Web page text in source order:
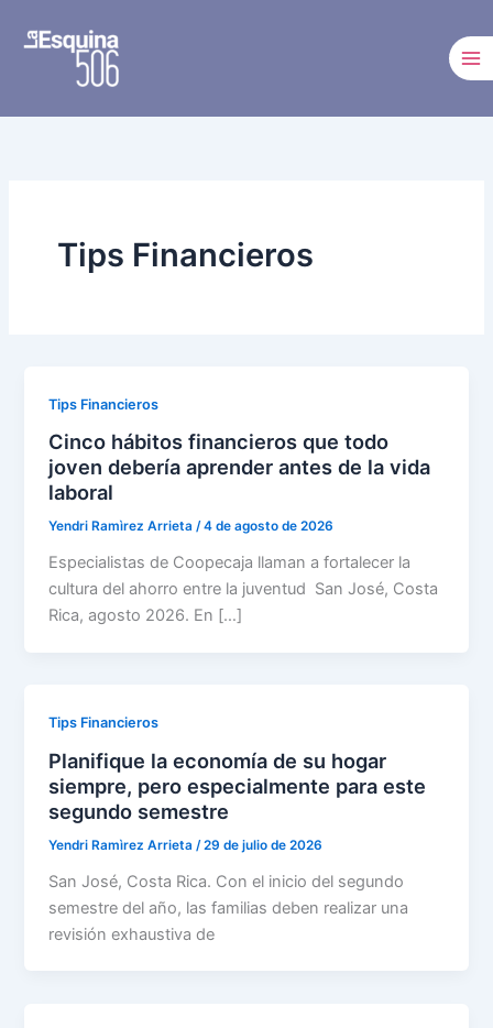
Tips Financieros
Tips Financieros
Cinco hábitos financieros que todo
joven debería aprender antes de la vida
laboral
Yendri Ramìrez Arrieta/4 de agosto de 2026
Especialistas de Coopecaja llaman a fortalecer la
cultura del ahorro entre la juventud San José, Costa
Rica, agosto 2026. En […]
Tips Financieros
Planifique la economía de su hogar
siempre, pero especialmente para este
segundo semestre
Yendri Ramìrez Arrieta /29 de julio de 2026
San José, Costa Rica. Con el inicio del segundo
semestre del año, las familias deben realizar una
revisión exhaustiva de